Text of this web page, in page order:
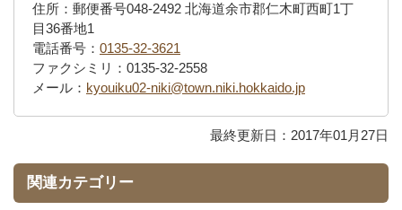
住所：郵便番号048-2492 北海道余市郡仁木町西町1丁
目36番地1
電話番号： 0135-32-3621
ファクシミリ：0135-32-2558
メール： kyouiku02-niki@town.niki.hokkaido.jp
最終更新日：2017年01月27日
関連カテゴリー